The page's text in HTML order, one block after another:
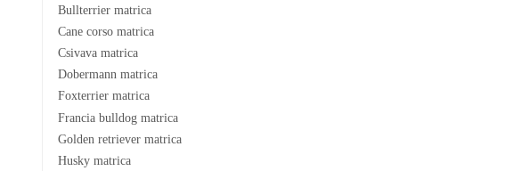
Bullterrier matrica
Cane corso matrica
Csivava matrica
Dobermann matrica
Foxterrier matrica
Francia bulldog matrica
Golden retriever matrica
Husky matrica